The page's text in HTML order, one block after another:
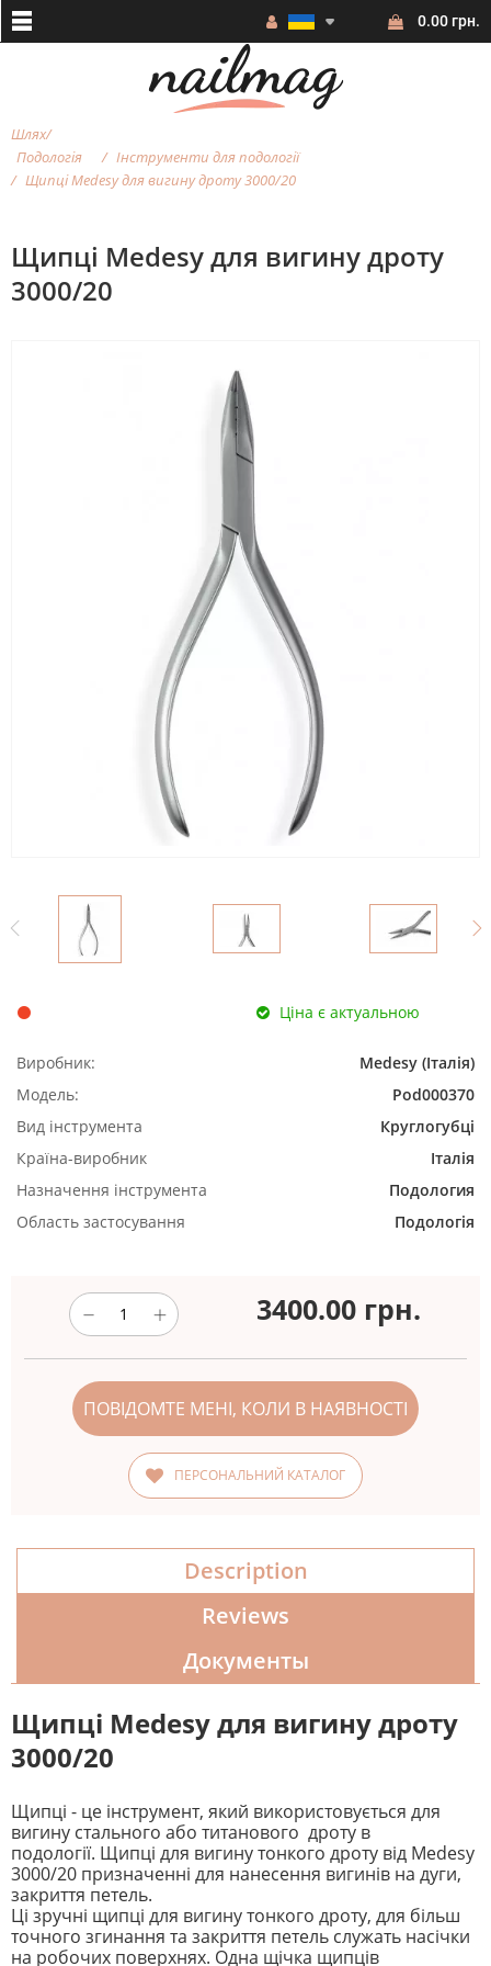
0.00 грн.
Шлях
Подологія
Інструменти для подології
Щипці Medesy для вигину дроту 3000/20
Щипці Medesy для вигину дроту
3000/20
Ціна є актуальною
Виробник:
Medesy (Італія)
Модель:
Pod000370
Вид інструмента
Круглогубці
Країна-виробник
Італія
Назначення інструмента
Подология
Область застосування
Подологія
3400.00 грн.
ПОВІДОМТЕ МЕНІ, КОЛИ В НАЯВНОСТІ
ПЕРСОНАЛЬНИЙ КАТАЛОГ
Description
Reviews
Документы
Щипці Medesy для вигину дроту
3000/20
Щипці - це інструмент, який використовується для
вигину стального або титанового дроту в
подології. Щипці для вигину тонкого дроту від Medesy
3000/20 призначенні для нанесення вигинів на дуги,
закриття петель.
Ці зручні щипці для вигину тонкого дроту, для більш
точного згинання та закриття петель служать насічки
на робочих поверхнях. Одна щічка щипців